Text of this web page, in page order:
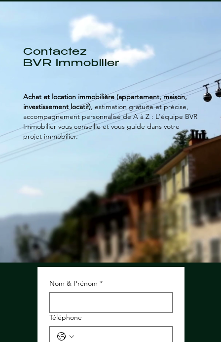
Contactez
BVR Immobilier
Achat et location immobilière (appartement, maison,
investissement locatif), estimation gratuite et précise,
accompagnement personnalisé de A à Z : L'équipe BVR
Immobilier vous conseille et vous guide dans votre
projet immobilier.
Nom & Prénom *
Téléphone